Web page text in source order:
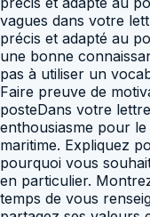
vagues dans votre
précis et adapté au
une bonne
pas à utiliser un
Faire preuve de
posteDans votre
enthousiasme pour
maritime. Expliquez
pourquoi vous
en particulier.
temps de vous